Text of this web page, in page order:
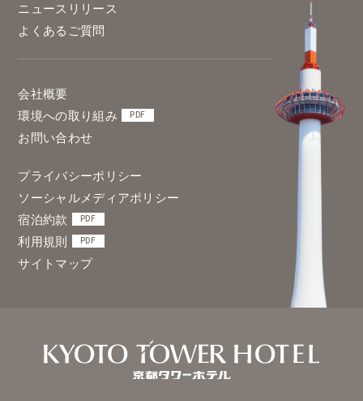
ニュースリリース
よくあるご質問
会社概要
環境への取り組み
PDF
お問い合わせ
プライバシーポリシー
ソーシャルメディアポリシー
宿泊約款
PDF
利用規則 PDF
サイトマップ